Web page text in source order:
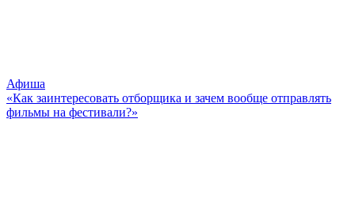
Афиша
«Как заинтересовать отборщика и зачем вообще отправлять
фильмы на фестивали?»